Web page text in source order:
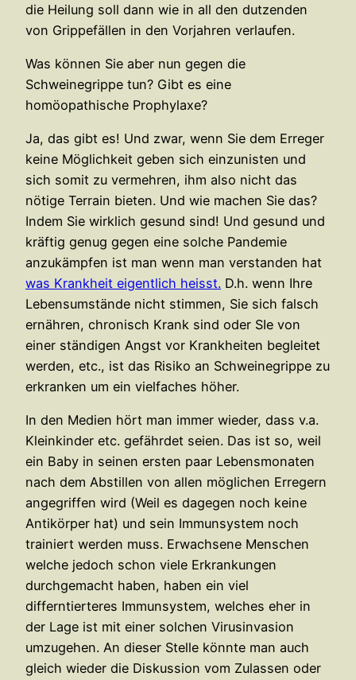
die Heilung soll dann wie in all den dutzenden
von Grippefällen in den Vorjahren verlaufen.
Was können Sie aber nun gegen die
Schweinegrippe tun? Gibt es eine
homöopathische Prophylaxe?
Ja, das gibt es! Und zwar, wenn Sie dem Erreger
keine Möglichkeit geben sich einzunisten und
sich somit zu vermehren, ihm also nicht das
nötige Terrain bieten. Und wie machen Sie das?
Indem Sie wirklich gesund sind! Und gesund und
kräftig genug gegen eine solche Pandemie
anzukämpfen ist man wenn man verstanden hat
was Krankheit eigentlich heisst. D.h. wenn Ihre
Lebensumstände nicht stimmen, Sie sich falsch
ernähren, chronisch Krank sind oder SIe von
einer ständigen Angst vor Krankheiten begleitet
werden, etc., ist das Risiko an Schweinegrippe zu
erkranken um ein vielfaches höher.
In den Medien hört man immer wieder, dass v.a.
Kleinkinder etc. gefährdet seien. Das ist so, weil
ein Baby in seinen ersten paar Lebensmonaten
nach dem Abstillen von allen möglichen Erregern
angegriffen wird (Weil es dagegen noch keine
Antikörper hat) und sein Immunsystem noch
trainiert werden muss. Erwachsene Menschen
welche jedoch schon viele Erkrankungen
durchgemacht haben, haben ein viel
differntierteres Immunsystem, welches eher in
der Lage ist mit einer solchen Virusinvasion
umzugehen. An dieser Stelle könnte man auch
gleich wieder die Diskussion vom Zulassen oder